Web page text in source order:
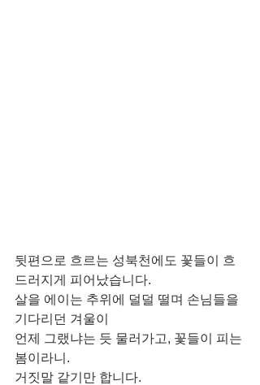
뒷편으로 흐르는 성북천에도 꽃들이 흐
드러지게 피어났습니다.
살을 에이는 추위에 덜덜 떨며 손님들을
기다리던 겨울이
언제 그랬냐는 듯 물러가고, 꽃들이 피는
봄이라니.
거짓말 같기만 합니다.